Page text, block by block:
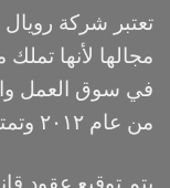
تعتبر شركة
مجالها لأنها
في سوق العمل
من عام ٢٠١٢ وتمتلك من الخبرة 9 أعوام.
يتم توقيع عقود